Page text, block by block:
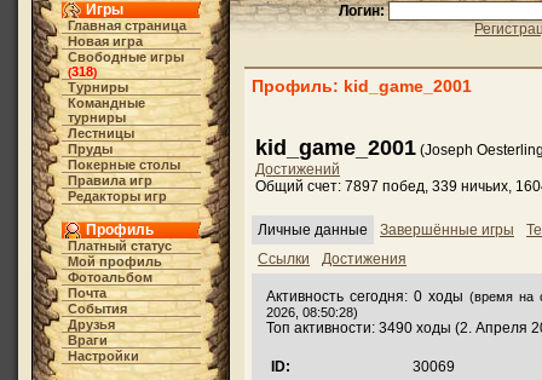
Игры
Главная страница
Новая игра
Свободные игры
(318)
Турниры
Командные
турниры
Лестницы
Пруды
Покерные столы
Правила игр
Редакторы игр
Профиль
Платный статус
Мой профиль
Фотоальбом
Почта
События
Друзья
Враги
Настройки
Логин:
Профиль: kid_game_2001
kid_game_2001 (Joseph
Достижений
Общий счет: 7897 побед, 339 ничьих,
Личные данные Завершённые игры
Ссылки
Достижения
Активность сегодня: 0 ходы (время на
2026, 08:50:28)
Топ активности: 3490 ходы (2. Апреля
ID:
30069